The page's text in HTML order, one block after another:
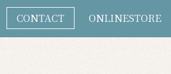
CONTACT
ONLINESTORE